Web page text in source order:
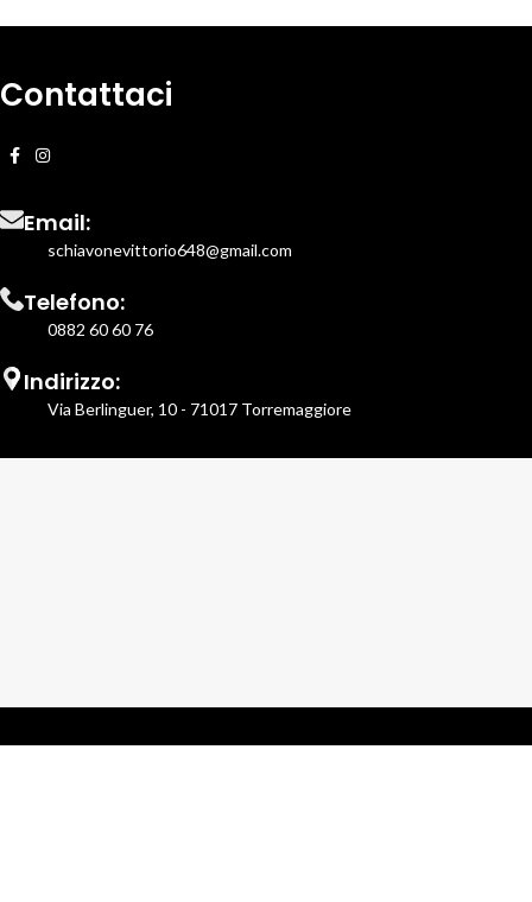
Contattaci
Email:
schiavonevittorio648@gmail.com
Telefono:
0882 60 60 76
Indirizzo:
Via Berlinguer, 10 - 71017 Torremaggiore